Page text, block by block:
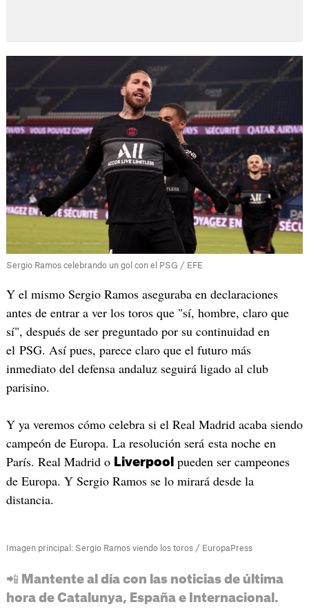
Sergio Ramos celebrando un gol con el PSG / EFE
Y el mismo Sergio Ramos aseguraba en declaraciones
antes de entrar a ver los toros que "sí, hombre, claro que
sí", después de ser preguntado por su continuidad en
el PSG. Así pues, parece claro que el futuro más
inmediato del defensa andaluz seguirá ligado al club
parisino.
Y ya veremos cómo celebra si el Real Madrid acaba siendo
campeón de Europa. La resolución será esta noche en
París. Real Madrid o Liverpool pueden ser campeones
de Europa. Y Sergio Ramos se lo mirará desde la
distancia.
Imagen principal: Sergio Ramos viendo los toros / EuropaPress
📲 Mantente al día con las noticias de última
hora de Catalunya, España e Internacional.